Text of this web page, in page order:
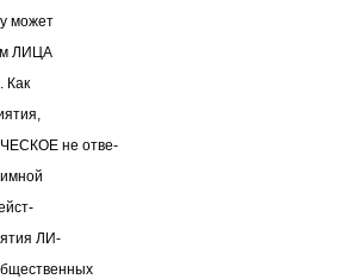
может
ЛИЦА
Как
не отве-
ЛИ-